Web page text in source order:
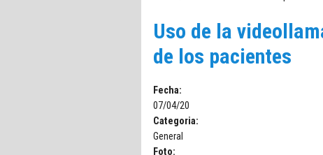
Uso de la
de los pacientes
Fecha:
07/04/20
Categoria:
General
Foto: